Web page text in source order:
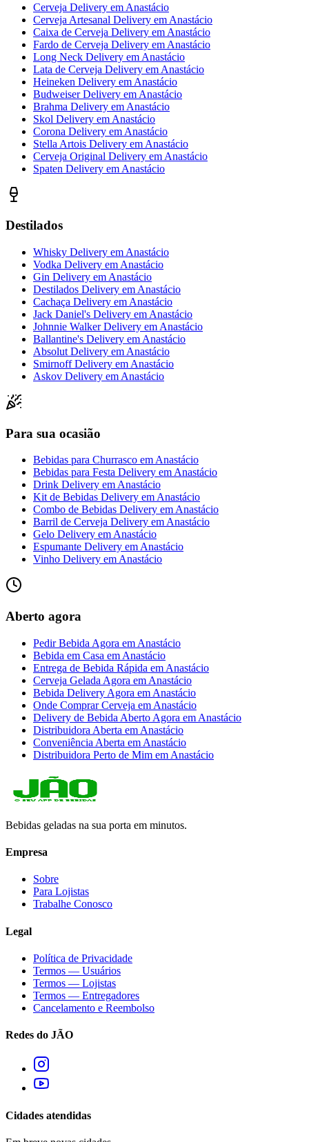
Cerveja Delivery em Anastácio
Cerveja Artesanal Delivery em Anastácio
Caixa de Cerveja Delivery em Anastácio
Fardo de Cerveja Delivery em Anastácio
Long Neck Delivery em Anastácio
Lata de Cerveja Delivery em Anastácio
Heineken Delivery em Anastácio
Budweiser Delivery em Anastácio
Brahma Delivery em Anastácio
Skol Delivery em Anastácio
Corona Delivery em Anastácio
Stella Artois Delivery em Anastácio
Cerveja Original Delivery em Anastácio
Spaten Delivery em Anastácio
Destilados
Whisky Delivery em Anastácio
Vodka Delivery em Anastácio
Gin Delivery em Anastácio
Destilados Delivery em Anastácio
Cachaça Delivery em Anastácio
Jack Daniel's Delivery em Anastácio
Johnnie Walker Delivery em Anastácio
Ballantine's Delivery em Anastácio
Absolut Delivery em Anastácio
Smirnoff Delivery em Anastácio
Askov Delivery em Anastácio
Para sua ocasião
Bebidas para Churrasco emAnastácio
Bebidas para Festa Delivery emAnastácio
Drink Delivery emAnastácio
Kit de Bebidas Delivery emAnastácio
Combo de Bebidas Delivery emAnastácio
Barril de Cerveja Delivery emAnastácio
Gelo Delivery emAnastácio
Espumante Delivery emAnastácio
Vinho Delivery emAnastácio
Aberto agora
Pedir Bebida Agora em Anastácio
Bebida em Casa em Anastácio
Entrega de Bebida Rápida em Anastácio
Cerveja Gelada Agora em Anastácio
Bebida Delivery Agora em Anastácio
Onde Comprar Cerveja em Anastácio
Delivery de Bebida Aberto Agora em Anastácio
Distribuidora Aberta em Anastácio
Conveniência Aberta em Anastácio
Distribuidora Perto de Mim em Anastácio
Bebidas geladas na sua porta em minutos.
Empresa
Sobre
Para Lojistas
Trabalhe Conosco
Legal
Política de Privacidade
Termos — Usuários
Termos — Lojistas
Termos — Entregadores
Cancelamento e Reembolso
Redes do JÃO
Cidades atendidas